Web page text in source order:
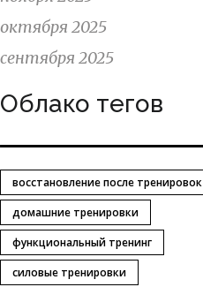
октября 2025
сентября 2025
Облако тегов
восстановление после тренировок
домашние тренировки
функциональный тренинг
силовые тренировки